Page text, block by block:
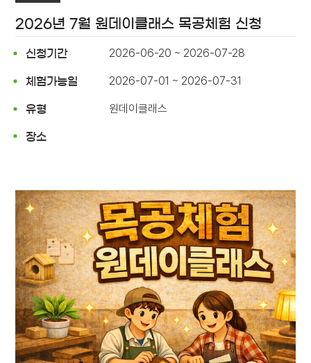
2026년 7월 원데이클래스 목공체험 신청
신청기간 2026-06-20 ~ 2026-07-28
체험가능일 2026-07-01 ~ 2026-07-31
유형 원데이클래스
장소